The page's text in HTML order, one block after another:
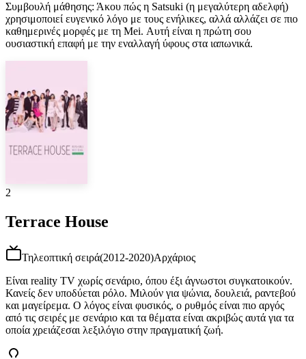
Συμβουλή μάθησης: Άκου πώς η Satsuki (η μεγαλύτερη αδελφή)
χρησιμοποιεί ευγενικό λόγο με τους ενήλικες, αλλά αλλάζει σε πιο
καθημερινές μορφές με τη Mei. Αυτή είναι η πρώτη σου
ουσιαστική επαφή με την εναλλαγή ύφους στα ιαπωνικά.
2
Terrace House
Τηλεοπτική σειρά(2012-2020)Αρχάριος
Είναι reality TV χωρίς σενάριο, όπου έξι άγνωστοι συγκατοικούν.
Κανείς δεν υποδύεται ρόλο. Μιλούν για ψώνια, δουλειά, ραντεβού
και μαγείρεμα. Ο λόγος είναι φυσικός, ο ρυθμός είναι πιο αργός
από τις σειρές με σενάριο και τα θέματα είναι ακριβώς αυτά για τα
οποία χρειάζεσαι λεξιλόγιο στην πραγματική ζωή.